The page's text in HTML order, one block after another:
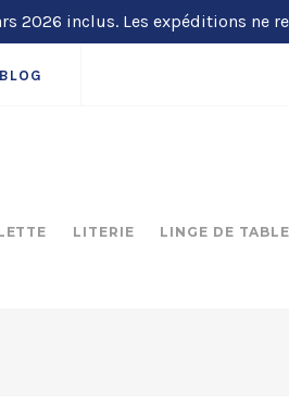
2026 inclus. Les expéditions ne
BLOG
LITERIE LINGE DE TABLE